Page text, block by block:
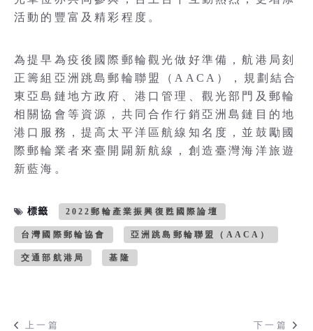
活動的豐富及精彩程度。
為提早為疫後國際郵輪觀光做好準備，航港局刻
正籌組亞洲跳島郵輪聯盟（AACA），規劃結合
東亞島鏈地方政府、港口管理、觀光部門及郵輪
相關協會等資源，共同合作行銷亞洲島鏈目的地
港口服務，提高太平洋區航線知名度，並鼓勵國
際郵輪業者來臺開闢新航線，創造臺灣海洋旅遊
新藍海。
標籤 2022郵輪產業振興復甦國際論壇
台灣國際郵輪協會 亞洲跳島郵輪聯盟（AACA）
交通部航港局 基隆
上一篇 下一篇